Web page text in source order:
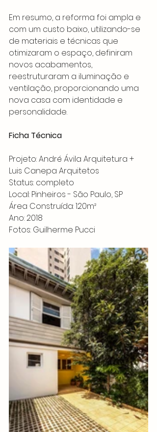
Em resumo, a reforma foi ampla e
com um custo baixo, utilizando-se
de materiais e técnicas que
otimizaram o espaço, definiram
novos acabamentos,
reestruturaram a iluminação e
ventilação, proporcionando uma
nova casa com identidade e
personalidade.
Ficha Técnica
Projeto: André Ávila Arquitetura +
Luis Canepa Arquitetos
Status: completo
Local: Pinheiros - São Paulo, SP
Área Construída: 120m²
Ano: 2018
Fotos: Guilherme Pucci